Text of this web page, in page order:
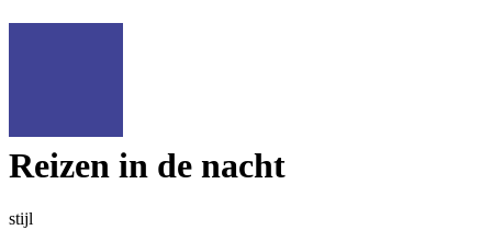
Reizen in de nacht
stijl